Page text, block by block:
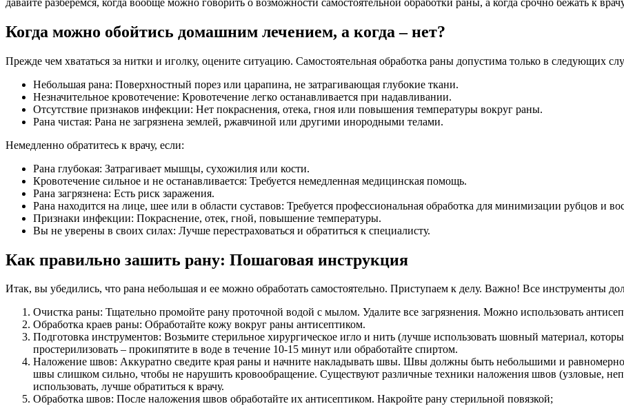
Когда можно обойтись домашним лечением, а когда – нет?
Прежде чем хвататься за нитки и иголку, оцените ситуацию. Самостоятельная обработка раны допустима только в следующих
Небольшая рана: Поверхностный порез или царапина, не затрагивающая глубокие ткани.
Незначительное кровотечение: Кровотечение легко останавливается при надавливании.
Отсутствие признаков инфекции: Нет покраснения, отека, гноя или повышения температуры вокруг раны.
Рана чистая: Рана не загрязнена землей, ржавчиной или другими инородными телами.
Немедленно обратитесь к врачу, если:
Рана глубокая: Затрагивает мышцы, сухожилия или кости.
Кровотечение сильное и не останавливается: Требуется немедленная медицинская помощь.
Рана загрязнена: Есть риск заражения.
Рана находится на лице, шее или в области суставов: Требуется профессиональная обработка для минимизации рубцов и
Признаки инфекции: Покраснение, отек, гной, повышение температуры.
Вы не уверены в своих силах: Лучше перестраховаться и обратиться к специалисту.
Как правильно зашить рану: Пошаговая инструкция
Итак, вы убедились, что рана небольшая и ее можно обработать самостоятельно. Приступаем к делу. Важно! Все инструменты
Очистка раны: Тщательно промойте рану проточной водой с мылом. Удалите все загрязнения. Можно использовать
Обработка краев раны: Обработайте кожу вокруг раны антисептиком.
Подготовка инструментов: Возьмите стерильное хирургическое игло и нить (лучше использовать шовный материал,
простерилизовать – прокипятите в воде в течение 10-15 минут или обработайте спиртом.
Наложение швов: Аккуратно сведите края раны и начните накладывать швы. Швы должны быть небольшими и равномерно
швы слишком сильно, чтобы не нарушить кровообращение. Существуют различные техники наложения швов (узловые,
использовать, лучше обратиться к врачу.
Обработка швов: После наложения швов обработайте их антисептиком. Накройте рану стерильной повязкой;